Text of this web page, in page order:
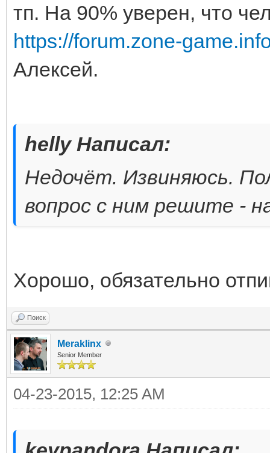
тп. На 90% уверен, что
https://forum.zone-
Алексей.
helly Написал:
Недочёт. Извиняюсь.
вопрос с ним решите -
Хорошо, обязательно
Поиск
Meraklinx
Senior Member
04-23-2015, 12:25 AM